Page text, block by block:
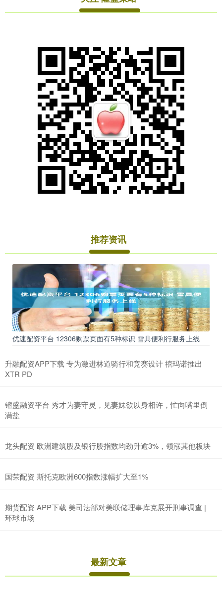
推荐资讯
优速配资平台 12306购票页面有5种标识 雪具便利行服务上线
升融配资APP下载 专为激进林道骑行和竞赛设计 禧玛诺推出
XTR PD
镕盛融资平台 秀才为妻守灵，见妻妹欲以身相许，忙向嘴里倒
满盐
龙头配资 欧洲建筑股及银行股指数均劲升逾3%，领涨其他板块
国荣配资 斯托克欧洲600指数涨幅扩大至1%
期货配资 APP下载 美司法部对美联储理事库克展开刑事调查 |
环球市场
最新文章